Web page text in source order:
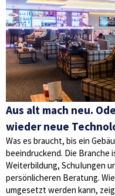
Aus alt mach neu.
wieder neue
Was es braucht, bis ein
beeindruckend. Die Branche
Weiterbildung, SchuIungen
persönlicheren Beratung.
umgesetzt werden kann,